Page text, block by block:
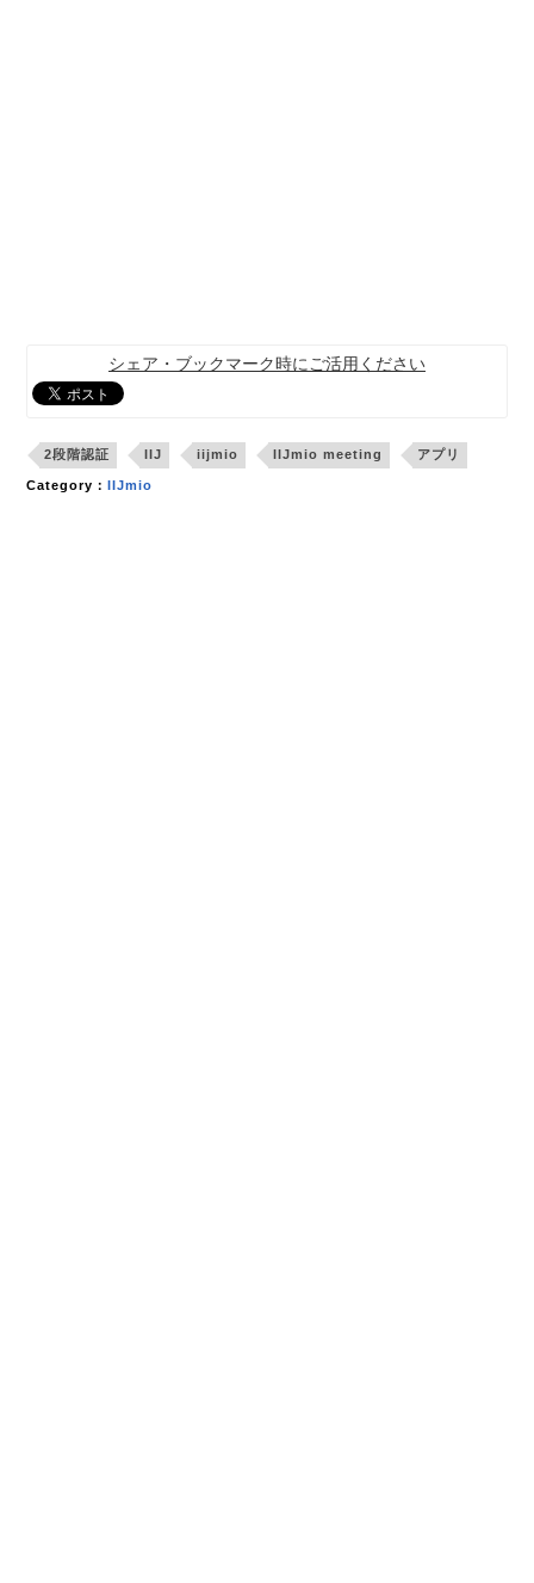
シェア・ブックマーク時にご活用ください
2段階認証 IIJ iijmio IIJmio meeting アプリ
Category：IIJmio